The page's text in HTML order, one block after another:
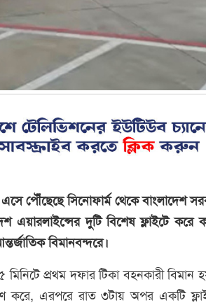
এসে পৌঁছেছে সিনোফার্ম থেকে বাংলাদেশ
এয়ারলাইন্সের দুটি বিশেষ ফ্লাইটে করে
বিমানবন্দরে।
প্রথম দফার টিকা বহনকারী বিমান
করে, এরপরে রাত ৩টায় অপর একটি